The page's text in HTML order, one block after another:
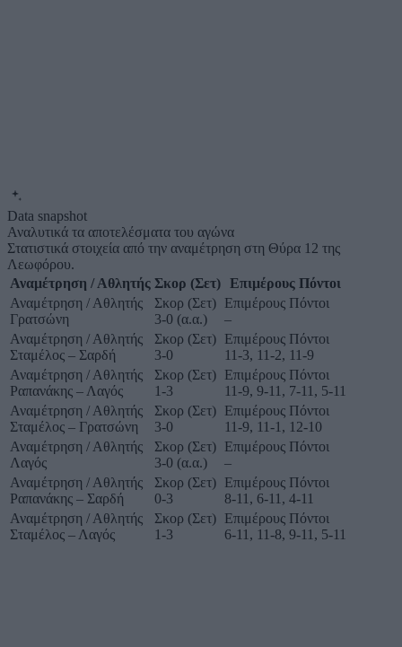
Data snapshot
Αναλυτικά τα αποτελέσματα του αγώνα
Στατιστικά στοιχεία από την αναμέτρηση στη Θύρα 12 της
Λεωφόρου.
Αναμέτρηση / Αθλητής Σκορ (Σετ) Επιμέρους Πόντοι
Αναμέτρηση / Αθλητής
Γρατσώνη
Σκορ (Σετ)
3-0 (α.α.)
Επιμέρους Πόντοι
–
Αναμέτρηση / Αθλητής
Σταμέλος – Σαρδή
Σκορ (Σετ)
3-0
Επιμέρους Πόντοι
11-3, 11-2, 11-9
Αναμέτρηση / Αθλητής
Ραπανάκης – Λαγός
Σκορ (Σετ)
1-3
Επιμέρους Πόντοι
11-9, 9-11, 7-11, 5-11
Αναμέτρηση / Αθλητής
Σταμέλος – Γρατσώνη
Σκορ (Σετ)
3-0
Επιμέρους Πόντοι
11-9, 11-1, 12-10
Αναμέτρηση / Αθλητής
Λαγός
Σκορ (Σετ)
3-0 (α.α.)
Επιμέρους Πόντοι
–
Αναμέτρηση / Αθλητής
Ραπανάκης – Σαρδή
Σκορ (Σετ)
0-3
Επιμέρους Πόντοι
8-11, 6-11, 4-11
Αναμέτρηση / Αθλητής
Σταμέλος – Λαγός
Σκορ (Σετ)
1-3
Επιμέρους Πόντοι
6-11, 11-8, 9-11, 5-11